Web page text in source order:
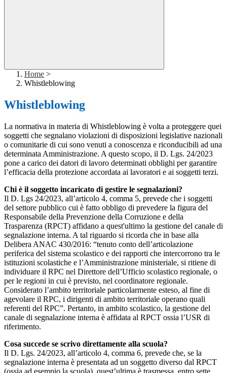
Home >
Whistleblowing
Whistleblowing
La normativa in materia di Whistleblowing è volta a proteggere quei
soggetti che segnalano violazioni di disposizioni legislative nazionali
o comunitarie di cui sono venuti a conoscenza e riconducibili ad una
determinata Amministrazione. A questo scopo, il D. Lgs. 24/2023
pone a carico dei datori di lavoro determinati obblighi per garantire
l’efficacia della protezione accordata ai lavoratori e ai soggetti terzi.
Chi è il soggetto incaricato di gestire le segnalazioni?
Il D. Lgs 24/2023, all’articolo 4, comma 5, prevede che i soggetti
del settore pubblico cui è fatto obbligo di prevedere la figura del
Responsabile della Prevenzione della Corruzione e della
Trasparenza (RPCT) affidano a quest'ultimo la gestione del canale di
segnalazione interna. A tal riguardo si ricorda che in base alla
Delibera ANAC 430/2016: “tenuto conto dell’articolazione
periferica del sistema scolastico e dei rapporti che intercorrono tra le
istituzioni scolastiche e l’Amministrazione ministeriale, si ritiene di
individuare il RPC nel Direttore dell’Ufficio scolastico regionale, o
per le regioni in cui è previsto, nel coordinatore regionale.
Considerato l’ambito territoriale particolarmente esteso, al fine di
agevolare il RPC, i dirigenti di ambito territoriale operano quali
referenti del RPC”. Pertanto, in ambito scolastico, la gestione del
canale di segnalazione interna è affidata al RPCT ossia l’USR di
riferimento.
Cosa succede se scrivo direttamente alla scuola?
Il D. Lgs. 24/2023, all’articolo 4, comma 6, prevede che, se la
segnalazione interna è presentata ad un soggetto diverso dal RPCT